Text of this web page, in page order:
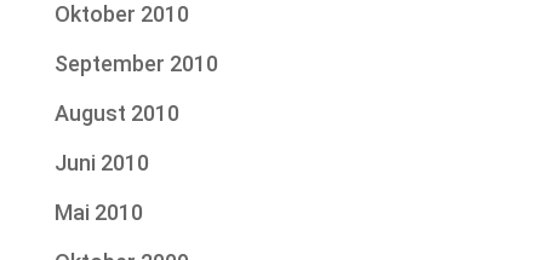
Oktober 2010
September 2010
August 2010
Juni 2010
Mai 2010